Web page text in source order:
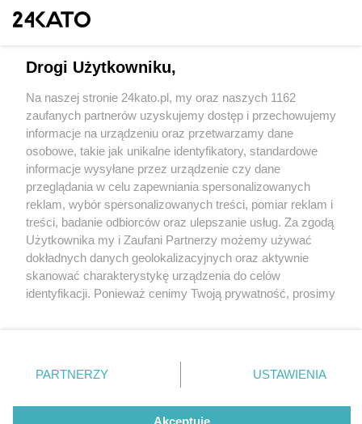
1 / 0
Wydawca mediów lokalnych
Nie zapomnij
zapoznać się z:
polityką prywatności regulamin korzystania z portali
Twojemiasto
Piekary Śląskie
Chorzów
Tarnowskie Góry
Gliwice
Skontakuj sięz nami
Kontakt
Wydawca
Redakcja
Drogi Użytkowniku,
Na naszej stronie 24kato.pl, my oraz naszych 1162
zaufanych partnerów uzyskujemy dostęp i przechowujemy
informacje na urządzeniu oraz przetwarzamy dane
osobowe, takie jak unikalne identyfikatory, standardowe
informacje wysyłane przez urządzenie czy dane
przeglądania w celu zapewniania spersonalizowanych
reklam, wybór spersonalizowanych treści, pomiar reklam i
treści, badanie odbiorców oraz ulepszanie usług. Za zgodą
Użytkownika my i Zaufani Partnerzy możemy używać
dokładnych danych geolokalizacyjnych oraz aktywnie
skanować charakterystykę urządzenia do celów
identyfikacji. Ponieważ cenimy Twoją prywatność, prosimy
prywatności znajdujący się w lewym dolnym rogu strony
. Niektóre rodzaje przetwarzania danych nie wymagają
zgody użytkownika, ale masz prawo sprzeciwić się
takiemu przetwarzaniu. Preferencje będą miały
PARTNERZY USTAWIENIA
Akceptuję